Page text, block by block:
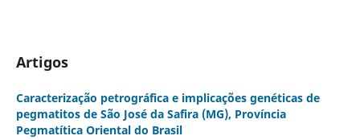
Artigos
Caracterização petrográfica e implicações genéticas de
pegmatitos de São José da Safira (MG), Província
Pegmatítica Oriental do Brasil